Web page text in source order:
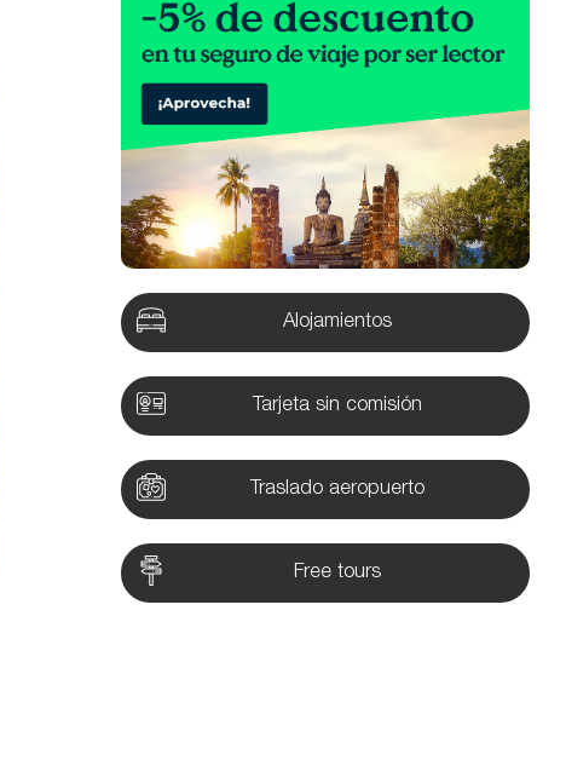
Alojamientos
Tarjeta sin comisión
Traslado aeropuerto
Free tours